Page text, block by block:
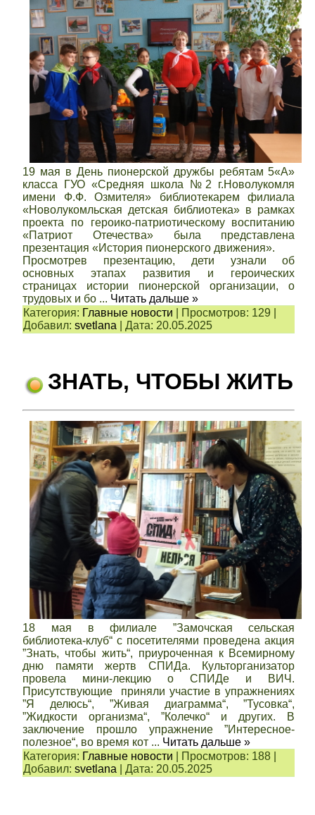
19 мая в День пионерской дружбы ребятам 5«А»
класса ГУО «Средняя школа №2 г.Новолукомля
имени Ф.Ф. Озмителя» библиотекарем филиала
«Новолукомльская детская библиотека» в рамках
проекта по героико-патриотическому воспитанию
«Патриот Отечества» была представлена
презентация «История пионерского движения».
Просмотрев презентацию, дети узнали об
основных этапах развития и героических
страницах истории пионерской организации, о
трудовых и бо ... Читать дальше »
Категория: Главные новости Просмотров: 129
Добавил: svetlana |Дата: 20.05.2025
ЗНАТЬ, ЧТОБЫ ЖИТЬ
18 мая в филиале ”Замочская сельская
библиотека-клуб“ с посетителями проведена акция
”Знать, чтобы жить“, приуроченная к Всемирному
дню памяти жертв СПИДа. Культорганизатор
провела мини-лекцию о СПИДе и ВИЧ.
Присутствующие приняли участие в упражнениях
”Я делюсь“, ”Живая диаграмма“, ”Тусовка“,
”Жидкости организма“, ”Колечко“ и других. В
заключение прошло упражнение ”Интересное-
полезное“, во время кот ... Читать дальше »
Категория: Главные новости Просмотров: 188
Добавил: svetlana |Дата: 20.05.2025